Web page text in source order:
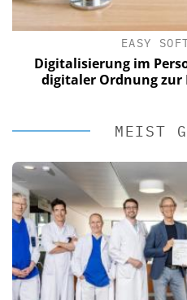
EASY
Digitalisierung im
digitaler Ordnung zur
MEIST